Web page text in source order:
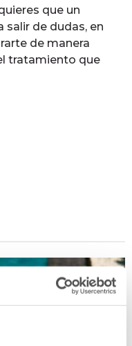
que un
salir de dudas, en
de manera
tratamiento que